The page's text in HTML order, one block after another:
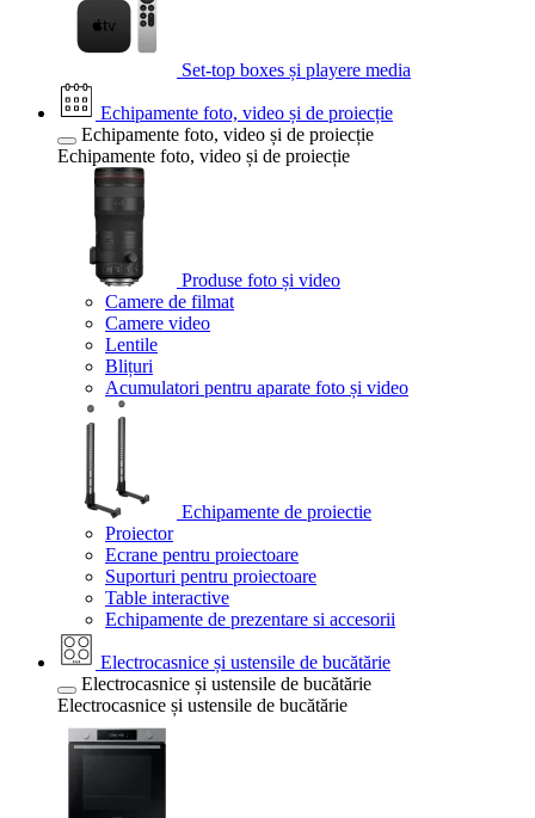
Set-top boxes și playere media
Echipamente foto, video și de proiecție
Echipamente foto, video și de proiecție
Echipamente foto, video și de proiecție
Produse foto și video
Camere de filmat
Camere video
Lentile
Blițuri
Acumulatori pentru aparate foto și video
Echipamente de proiectie
Proiector
Ecrane pentru proiectoare
Suporturi pentru proiectoare
Table interactive
Echipamente de prezentare si accesorii
Electrocasnice și ustensile de bucătărie
Electrocasnice și ustensile de bucătărie
Electrocasnice și ustensile de bucătărie